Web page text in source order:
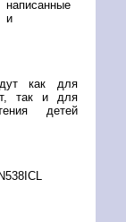
написанные
и
как для
так и для
детей